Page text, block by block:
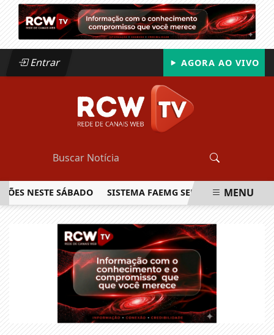
Entrar AGORA AO VIVO
SÁBADO SISTEMA FAEMG SENAR LANÇA OMENU